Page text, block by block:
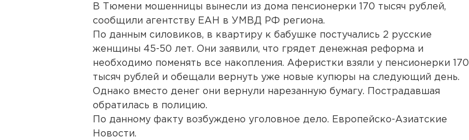
В Тюмени мошенницы вынесли из дома пенсионерки 170 тысяч рублей,
сообщили агентству ЕАН в УМВД РФ региона.
По данным силовиков, в квартиру к бабушке постучались 2 русские
женщины 45-50 лет. Они заявили, что грядет денежная реформа и
необходимо поменять все накопления. Аферистки взяли у пенсионерки 170
тысяч рублей и обещали вернуть уже новые купюры на следующий день.
Однако вместо денег они вернули нарезанную бумагу. Пострадавшая
обратилась в полицию.
По данному факту возбуждено уголовное дело. Европейско-Азиатские
Новости.